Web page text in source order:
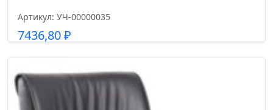
Размер габариты, см.
Ширина сиденья см.
58.0
Артикул: УЧ-00000035
7436,80₽